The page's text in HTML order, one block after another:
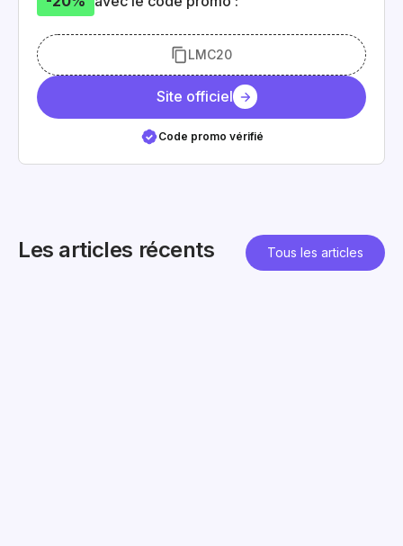
LMC20
Site officiel
Code promo vérifié
Les articles récents Tous les articles